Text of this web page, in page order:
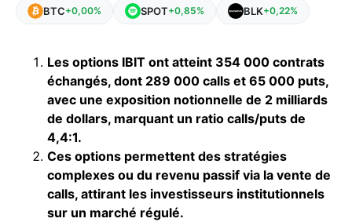
BTC+0,00% SPOT+0,85% BLK+0,22%
Les options IBIT ont atteint 354 000 contrats
échangés, dont 289 000 calls et 65 000 puts,
avec une exposition notionnelle de 2 milliards
de dollars, marquant un ratio calls/puts de
4,4:1.
Ces options permettent des stratégies
complexes ou du revenu passif via la vente de
calls, attirant les investisseurs institutionnels
sur un marché régulé.